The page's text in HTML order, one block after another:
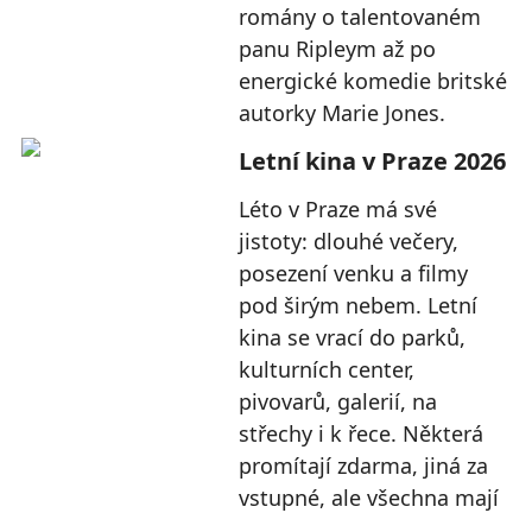
romány o talentovaném
panu Ripleym až po
energické komedie britské
autorky Marie Jones.
Letní kina v Praze 2026
Léto v Praze má své
jistoty: dlouhé večery,
posezení venku a filmy
pod širým nebem. Letní
kina se vrací do parků,
kulturních center,
pivovarů, galerií, na
střechy i k řece. Některá
promítají zdarma, jiná za
vstupné, ale všechna mají